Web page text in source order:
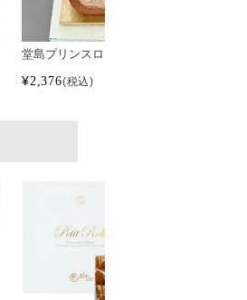
堂島プリンスロール
¥2,376 税込